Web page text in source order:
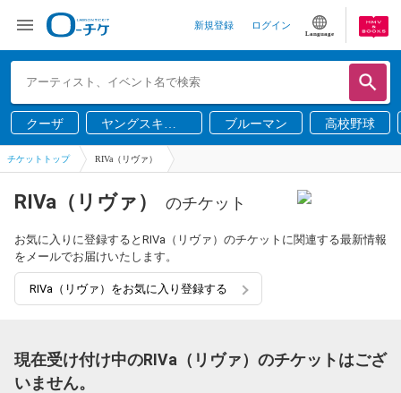
新規登録 ログイン
Language
クーザ
ヤングスキニ
ー
ブルーマン 高校野球
チケットトップ RIVa（リヴァ）
RIVa（リヴァ） のチケット
お気に入りに登録するとRIVa（リヴァ）のチケットに関連する最新情報
をメールでお届けいたします。
RIVa（リヴァ）をお気に入り登録する
現在受け付け中のRIVa（リヴァ）のチケットはござ
いません。